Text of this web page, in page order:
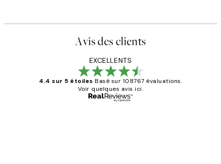
Avis des clients
EXCELLENTS
4.4 sur 5 étoiles Basé sur 108767 évaluations.
Voir quelques avis ici.